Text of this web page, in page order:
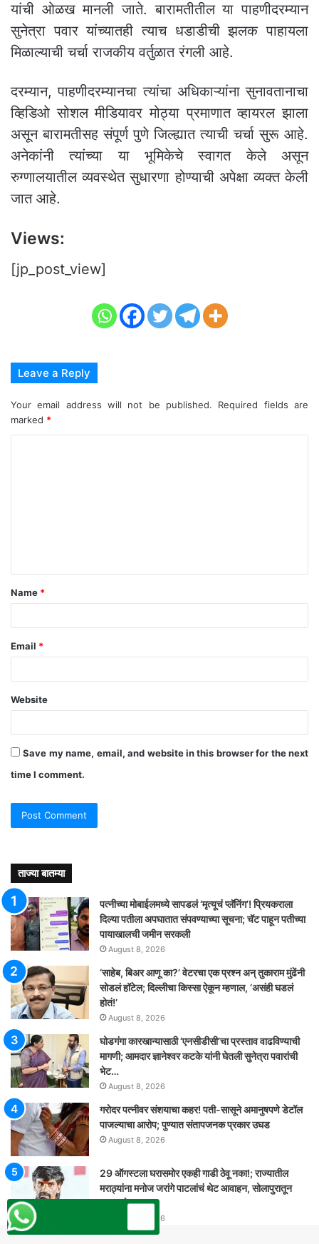
यांची ओळख मानली जाते. बारामतीतील या पाहणीदरम्यान
सुनेत्रा पवार यांच्यातही त्याच धडाडीची झलक पाहायला
मिळाल्याची चर्चा राजकीय वर्तुळात रंगली आहे.
दरम्यान, पाहणीदरम्यानचा त्यांचा अधिकाऱ्यांना सुनावतानाचा
व्हिडिओ सोशल मीडियावर मोठ्या प्रमाणात व्हायरल झाला
असून बारामतीसह संपूर्ण पुणे जिल्ह्यात त्याची चर्चा सुरू आहे.
अनेकांनी त्यांच्या या भूमिकेचे स्वागत केले असून
रुग्णालयातील व्यवस्थेत सुधारणा होण्याची अपेक्षा व्यक्त केली
जात आहे.
Views:
[jp_post_view]
Leave a Reply
Your email address will not be published.
Required fields are
marked *
t
*
Name *
Email *
Website
Save my name, email, and website in this browser for the next
time I comment.
ताज्या बातम्या
पत्नीच्या मोबाईलमध्ये सापडलं ‘मृत्यूचं प्लॅनिंग’! प्रियकराला
दिल्या पतीला अपघातात संपवण्याच्या सूचना; चॅट पाहून पतीच्या
पायाखालची जमीन सरकली
August 8, 2026
‘साहेब, बिअर आणू का?’ वेटरचा एक प्रश्न अन् तुकाराम मुंढेंनी
सोडलं हॉटेल; दिल्लीचा किस्सा ऐकून म्हणाल, ‘असंही घडलं
होतं!’
August 8, 2026
घोडगंगा कारखान्यासाठी ‘एनसीडीसी’चा प्रस्ताव वाढविण्याची
मागणी; आमदार ज्ञानेश्वर कटके यांनी घेतली सुनेत्रा पवारांची
भेट…
August 8, 2026
गरोदर पत्नीवर संशयाचा कहर! पती-सासूने अमानुषपणे डेटॉल
पाजल्याचा आरोप; पुण्यात संतापजनक प्रकार उघड
August 8, 2026
29 ऑगस्टला घरासमोर एकही गाडी ठेवू नका!; राज्यातील
मराठ्यांना मनोज जरांगे पाटलांचं थेट आवाहन, सोलापुरातून
कडाडले
August 8, 2026